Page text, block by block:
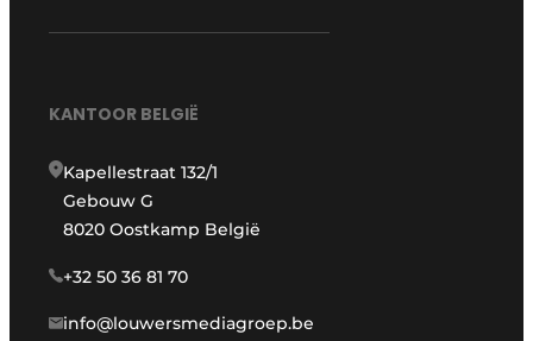
KANTOOR BELGIË
Kapellestraat 132/1
Gebouw G
8020 Oostkamp België
+32 50 36 81 70
info@louwersmediagroep.be